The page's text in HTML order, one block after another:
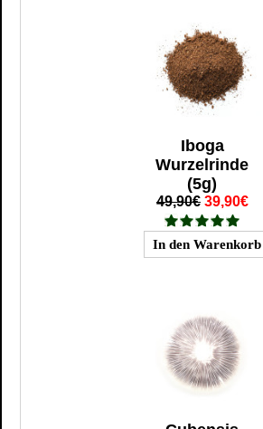
Iboga
Wurzelrinde
(5g)
49,90€ 39,90€